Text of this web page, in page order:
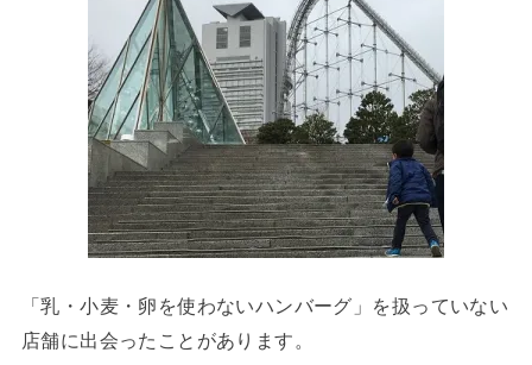
「乳・小麦・卵を使わないハンバーグ」を扱っていない
店舗に出会ったことがあります。